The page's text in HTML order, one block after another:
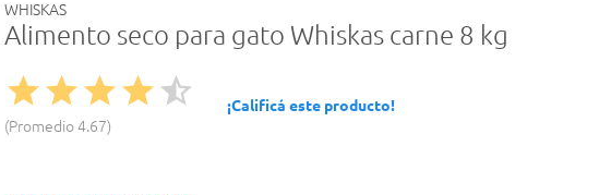
WHISKAS
Alimento seco para gato Whiskas carne 8 kg
Promedio4.67
¡Calificá este producto!